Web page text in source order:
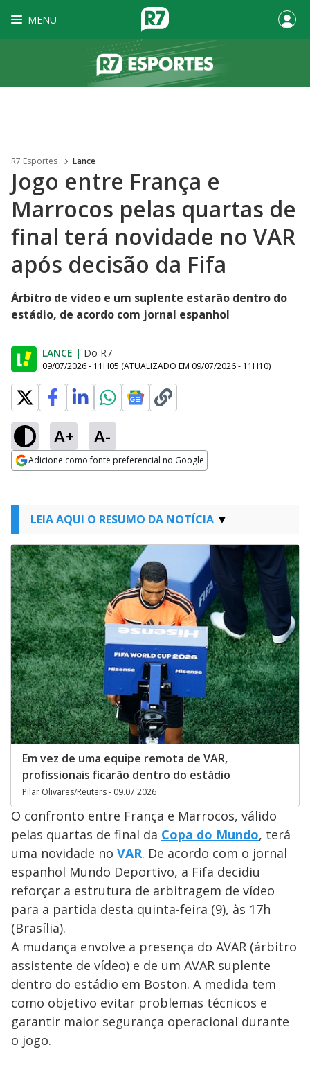
MENU
R7 Esportes Lance
Jogo entre França e
Marrocos pelas quartas de
final terá novidade no VAR
após decisão da Fifa
Árbitro de vídeo e um suplente estarão dentro do
estádio, de acordo com jornal espanhol
LANCE | Do R7
09/07/2026 - 11H05 (ATUALIZADO EM 09/07/2026 - 11H10)
A+ A-
Adicione como fonte preferencial no Google
LEIA AQUI O RESUMO DA NOTÍCIA
Em vez de uma equipe remota de VAR,
profissionais ficarão dentro do estádio
Pilar Olivares/Reuters - 09.07.2026
O confronto entre França e Marrocos, válido
pelas quartas de final da Copa do Mundo, terá
uma novidade no VAR. De acordo com o jornal
espanhol Mundo Deportivo, a Fifa decidiu
reforçar a estrutura de arbitragem de vídeo
para a partida desta quinta-feira (9), às 17h
(Brasília).
A mudança envolve a presença do AVAR (árbitro
assistente de vídeo) e de um AVAR suplente
dentro do estádio em Boston. A medida tem
como objetivo evitar problemas técnicos e
garantir maior segurança operacional durante
o jogo.